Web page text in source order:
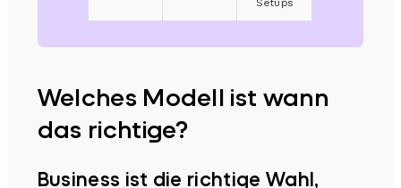
Welches Modell ist wann
das richtige?
Business ist die richtige Wahl,